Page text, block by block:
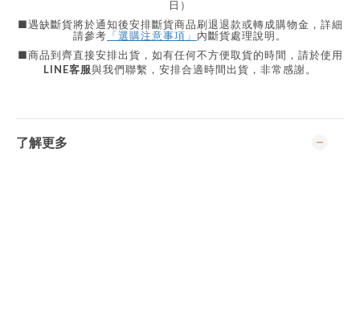
日）
■遇缺斷貨將於通知後安排斷貨商品刷退退款或轉成購物金，詳細
請參考 「選購注意事項」 內斷貨處理說明。
■商品到齊直接安排出貨，如有任何不方便取貨的時間，請於使用
LINE客服與我們聯繫，安排合適時間出貨，非常感謝。
了解更多